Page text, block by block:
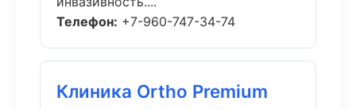
Телефон: +7-960-747-34-74
Клиника Ortho Premium